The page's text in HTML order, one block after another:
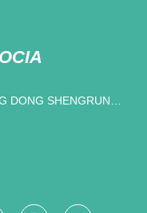
SHENGRUN